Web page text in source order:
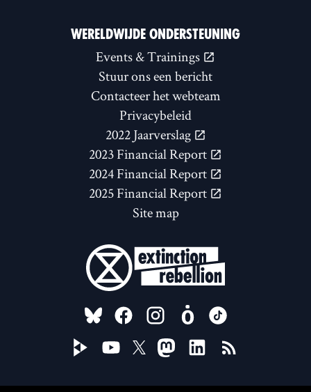
WERELDWIJDE ONDERSTEUNING
Events & Trainings
Stuur ons een bericht
Contacteer het webteam
Privacybeleid
2022 Jaarverslag
2023 Financial Report
2024 Financial Report
2025 Financial Report
Site map
FOLLOW US ON